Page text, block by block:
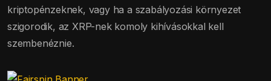
kriptopénzeknek, vagy ha a szabályozási környezet
szigorodik, az XRP-nek komoly kihívásokkal kell
szembenéznie.